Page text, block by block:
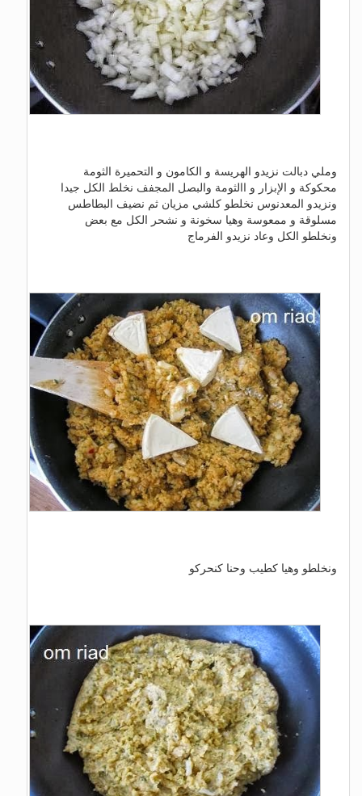
وملي دبالت نزيدو الهريسة و الكامون و التحميرة الثومة
محكوكة و الإبزار و االثومة والبصل المجفف نخلط الكل جيدا
ونزيدو المعدنوس نخلطو كلشي مزيان ثم نضيف البطاطس
مسلوقة و ممعوسة وهيا سخونة و نشحر الكل مع بعض
ونخلطو الكل وعاد نزيدو الفرماج
ونخلطو وهيا كطيب وحنا كنحركو